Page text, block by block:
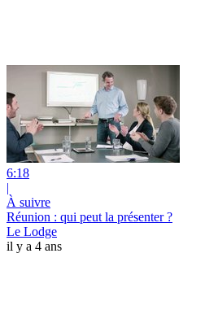
6:18
|
À suivre
Réunion : qui peut la présenter ?
Le Lodge
il y a 4 ans